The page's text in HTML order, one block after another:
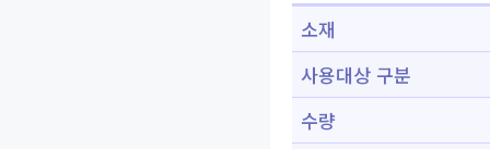
소재
사용대상 구분
수량